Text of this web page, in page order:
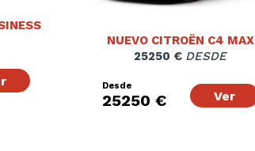
NUEVO CITROËN C4 MAX
25250 € DESDE
Desde
25250 € Ver